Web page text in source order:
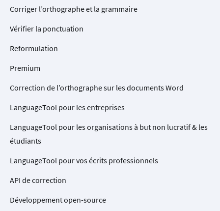
Corriger l’orthographe et la grammaire
Vérifier la ponctuation
Reformulation
Premium
Correction de l’orthographe sur les documents Word
LanguageTool pour les entreprises
LanguageTool pour les organisations à but non lucratif & les
étudiants
LanguageTool pour vos écrits professionnels
API de correction
Développement open-source